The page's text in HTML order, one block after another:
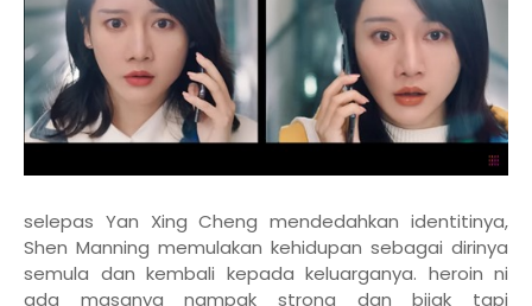
selepas Yan Xing Cheng mendedahkan identitinya,
Shen Manning memulakan kehidupan sebagai dirinya
semula dan kembali kepada keluarganya. heroin ni
ada masanya nampak strong dan bijak tapi